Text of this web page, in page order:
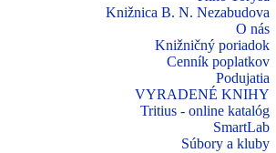
Knižnica B. N. Nezabudova
O nás
Knižničný poriadok
Cenník poplatkov
Podujatia
VYRADENÉ KNIHY
Tritius - online katalóg
SmartLab
Súbory a kluby